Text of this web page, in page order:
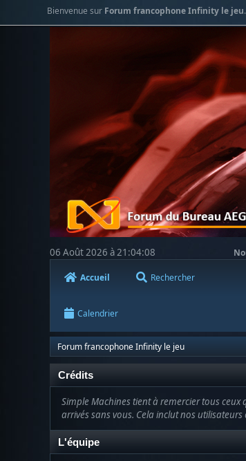
Bienvenue sur Forum francophone Infinity le jeu.
06 Août 2026 à 21:04:08
Accueil Rechercher
Calendrier
Forum francophone Infinity le jeu
Crédits
Simple Machines tient à remercier tous
arrivés sans vous. Cela inclut nos
L'équipe